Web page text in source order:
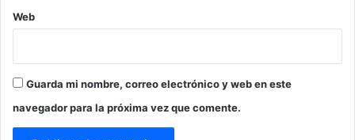
Web
Guarda mi nombre, correo electrónico y web en este
navegador para la próxima vez que comente.